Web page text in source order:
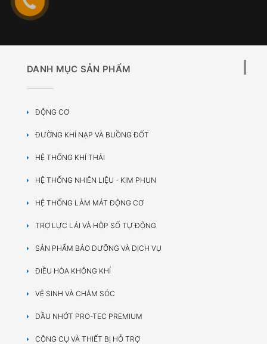
DANH MỤC SẢN PHẨM
ĐỘNG CƠ
ĐƯỜNG KHÍ NẠP VÀ BUỒNG ĐỐT
HỆ THỐNG KHÍ THẢI
HỆ THỐNG NHIÊN LIỆU - KIM PHUN
HỆ THỐNG LÀM MÁT ĐỘNG CƠ
TRỢ LỰC LÁI VÀ HỘP SỐ TỰ ĐỘNG
SẢN PHẨM BẢO DƯỠNG VÀ DỊCH VỤ
ĐIỀU HÒA KHÔNG KHÍ
VỆ SINH VÀ CHĂM SÓC
DẦU NHỚT PRO-TEC PREMIUM
CÔNG CỤ VÀ THIẾT BỊ HỖ TRỢ